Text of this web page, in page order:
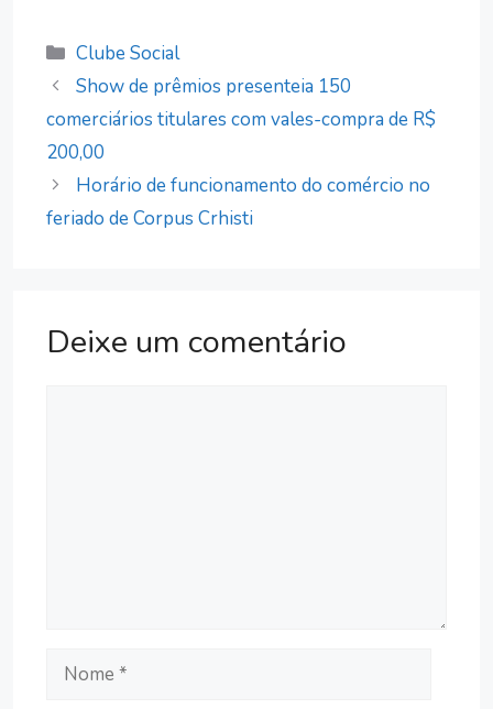
Categorias
Clube Social
Show de prêmios presenteia 150
comerciários titulares com vales-compra de R$
200,00
Horário de funcionamento do comércio no
feriado de Corpus Crhisti
Deixe um comentário
Nome